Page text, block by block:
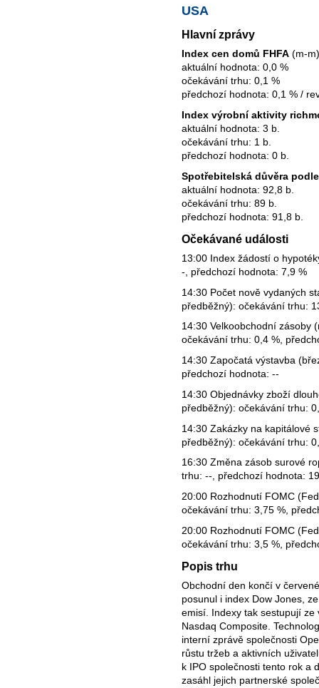
USA
Hlavní zprávy
Index cen domů FHFA (m-
aktuální hodnota: 0,0 %
očekávání trhu: 0,1 %
předchozí hodnota: 0,1 % /
Index výrobní aktivity
aktuální hodnota: 3 b.
očekávání trhu: 1 b.
předchozí hodnota: 0 b.
Spotřebitelská důvěra
aktuální hodnota: 92,8 b.
očekávání trhu: 89 b.
předchozí hodnota: 91,8 b.
Očekávané události
13:00 Index žádostí o
-, předchozí hodnota: 7,9 %
14:30 Počet nově vydaných
předběžný): očekávání trhu:
14:30 Velkoobchodní zásoby
očekávání trhu: 0,4 %,
14:30 Započatá výstavba
předchozí hodnota: --
14:30 Objednávky zboží
předběžný): očekávání trhu:
14:30 Zakázky na kapitálové
předběžný): očekávání trhu:
16:30 Změna zásob surové
trhu: --, předchozí hodnota:
20:00 Rozhodnutí FOMC
očekávání trhu: 3,75 %,
20:00 Rozhodnutí FOMC
očekávání trhu: 3,5 %,
Popis trhu
Obchodní den končí v
posunul i index Dow Jones,
emisí. Indexy tak sestupují ze
Nasdaq Composite.
interní zprávě společnosti
růstu tržeb a aktivních
k IPO společnosti tento rok a
zasáhl jejich partnerské